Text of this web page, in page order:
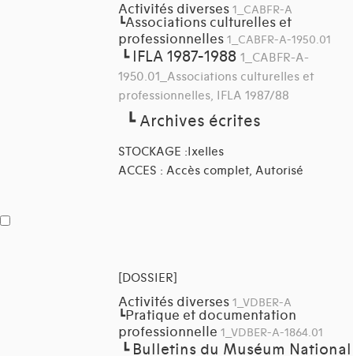
Activités diverses 1_CABFR-A
┗Associations culturelles et
professionnelles 1_CABFR-A-1950.01
┗ IFLA 1987-1988 1_CABFR-A-
1950.01_Associations culturelles et
professionnelles, IFLA 1987/88
┗Archives écrites
STOCKAGE :Ixelles
ACCES : Accès complet, Autorisé
[DOSSIER]
Activités diverses 1_VDBER-A
┗Pratique et documentation
professionnelle 1_VDBER-A-1864.01
┗ Bulletins du Muséum National